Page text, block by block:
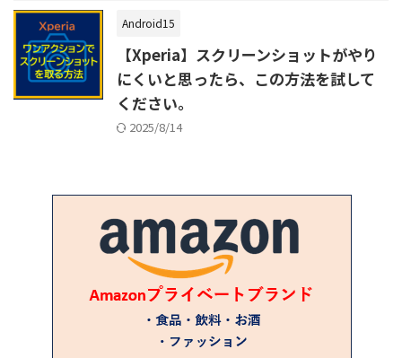
Android15
【Xperia】スクリーンショットがやり
にくいと思ったら、この方法を試して
ください。
2025/8/14